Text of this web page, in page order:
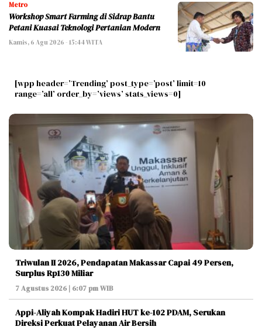
Metro
Workshop Smart Farming di Sidrap Bantu
Petani Kuasai Teknologi Pertanian Modern
Kamis, 6 Agu 2026 - 15:44 WITA
[wpp header=’Trending’ post_type=’post’ limit=10
range=’all’ order_by=’views’ stats_views=0]
Triwulan II 2026, Pendapatan Makassar Capai 49 Persen,
Surplus Rp130 Miliar
7 Agustus 2026 | 6:07 pm WIB
Appi-Aliyah Kompak Hadiri HUT ke-102 PDAM, Serukan
Direksi Perkuat Pelayanan Air Bersih